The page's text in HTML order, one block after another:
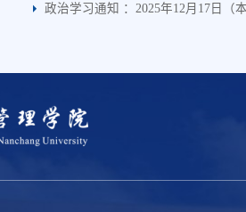
政治学习通知 ：2025年12月17日（